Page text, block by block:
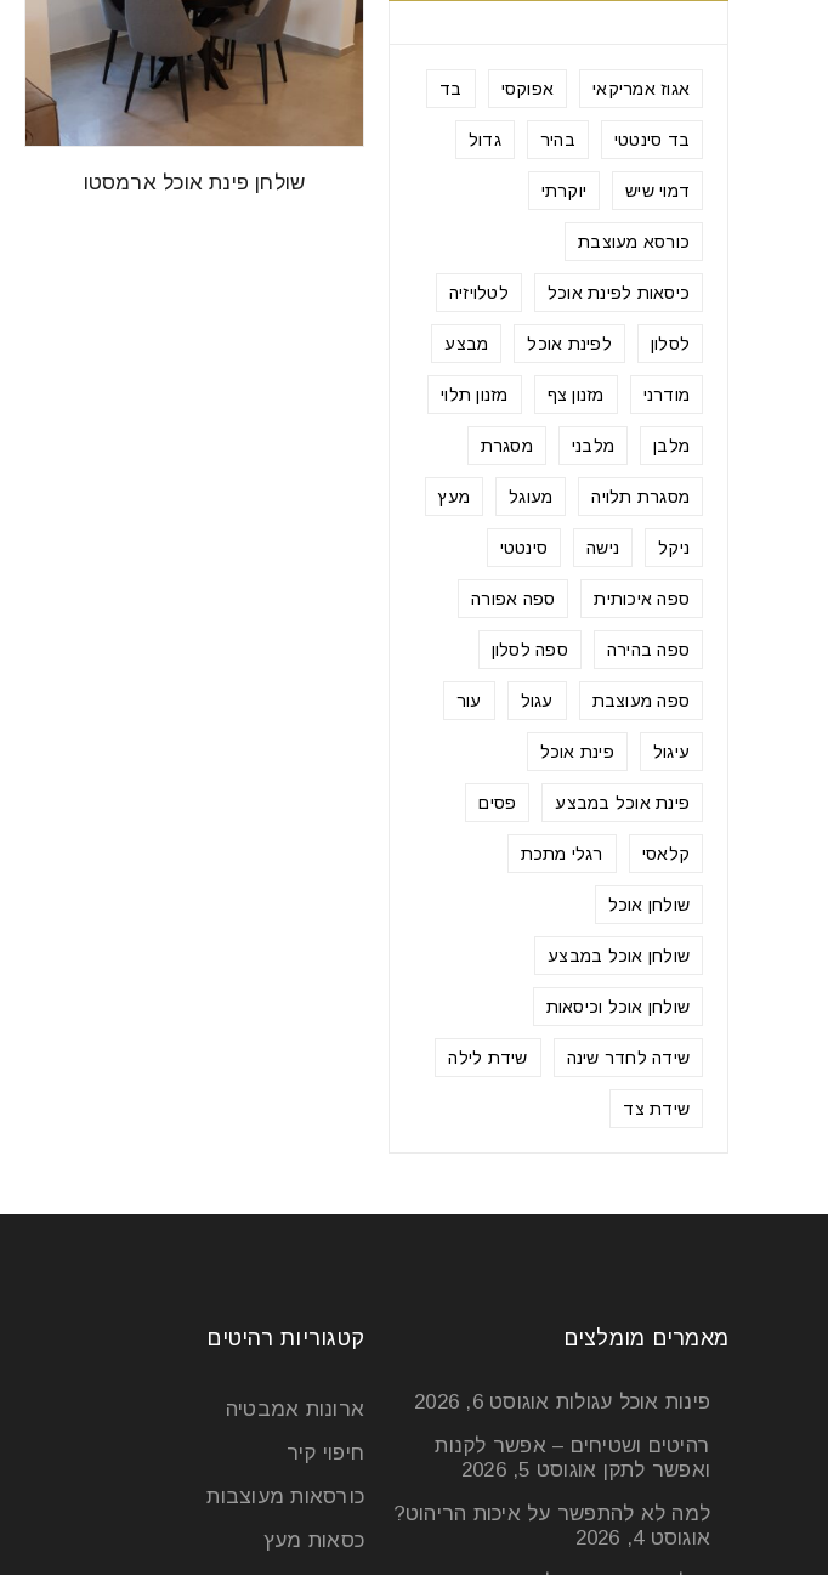
שולחן פינת אוכל ארמסטו
אגוז אמריקאי אפוקסי בד
בד סינטטי בהיר גדול
דמוי שיש יוקרתי
כורסא מעוצבת
כיסאות לפינת אוכל לטלויזיה
לסלון לפינת אוכל מבצע
מודרני מזנון צף מזנון תלוי
מלבן מלבני מסגרת
מסגרת תלויה מעוגל מעץ
ניקל נישה סינטטי
ספה איכותית ספה אפורה
ספה בהירה ספה לסלון
ספה מעוצבת עגול עור
עיגול פינת אוכל
פינת אוכל במבצע פסים
קלאסי רגלי מתכת
שולחן אוכל
שולחן אוכל במבצע
שולחן אוכל וכיסאות
שידה לחדר שינה שידת לילה
שידת צד
קטגוריות רהיטים
ארונות אמבטיה
חיפוי קיר
כורסאות מעוצבות
כסאות מעץ
מאמרים מומלצים
פינות אוכל עגולות אוגוסט 6, 2026
רהיטים ושטיחים – אפשר לקנות
ואפשר לתקן אוגוסט 5, 2026
למה לא להתפשר על איכות הריהוט?
אוגוסט 4, 2026